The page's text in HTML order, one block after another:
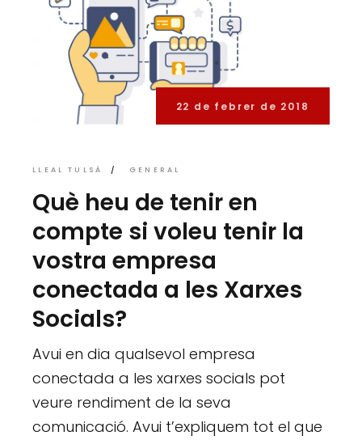
22 de febrer de 2018
LLEAL TULSÀ GENERAL
Què heu de tenir en
compte si voleu tenir la
vostra empresa
conectada a les Xarxes
Socials?
Avui en dia qualsevol empresa
conectada a les xarxes socials pot
veure rendiment de la seva
comunicació. Avui t’expliquem tot el que